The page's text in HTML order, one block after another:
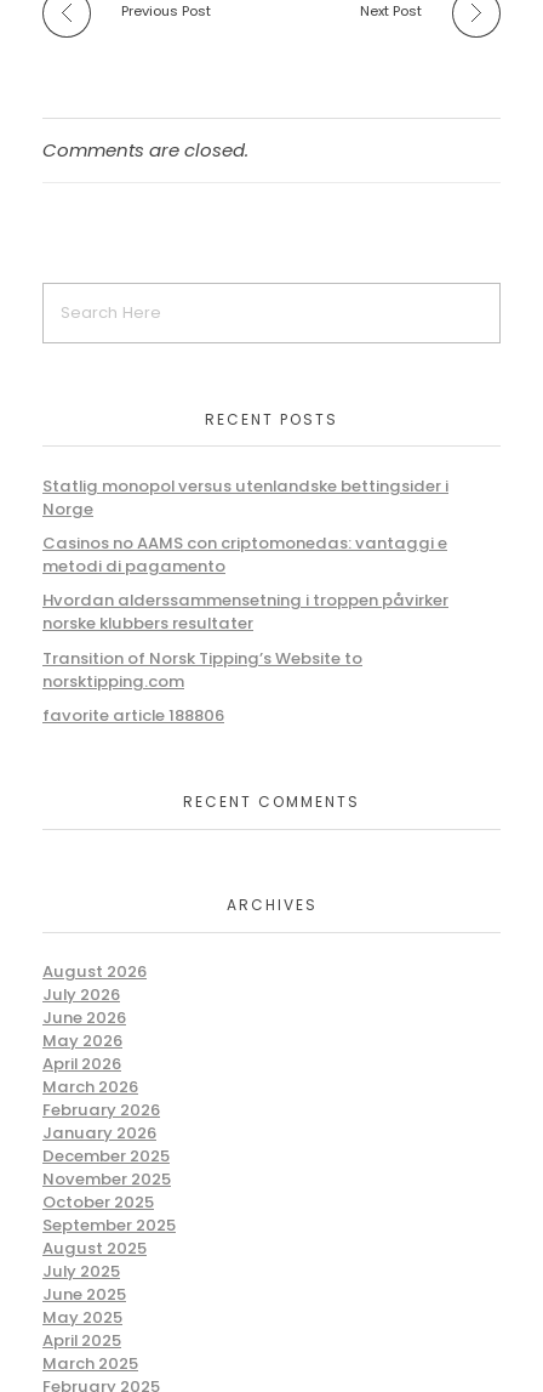
Previous Post Next Post
Comments are closed.
RECENT POSTS
Statlig monopol versus utenlandske bettingsider i
Norge
Casinos no AAMS con criptomonedas: vantaggi e
metodi di pagamento
Hvordan alderssammensetning i troppen påvirker
norske klubbers resultater
Transition of Norsk Tipping’s Website to
norsktipping.com
favorite article 188806
RECENT COMMENTS
ARCHIVES
August 2026
July 2026
June 2026
May 2026
April 2026
March 2026
February 2026
January 2026
December 2025
November 2025
October 2025
September 2025
August 2025
July 2025
June 2025
May 2025
April 2025
March 2025
February 2025